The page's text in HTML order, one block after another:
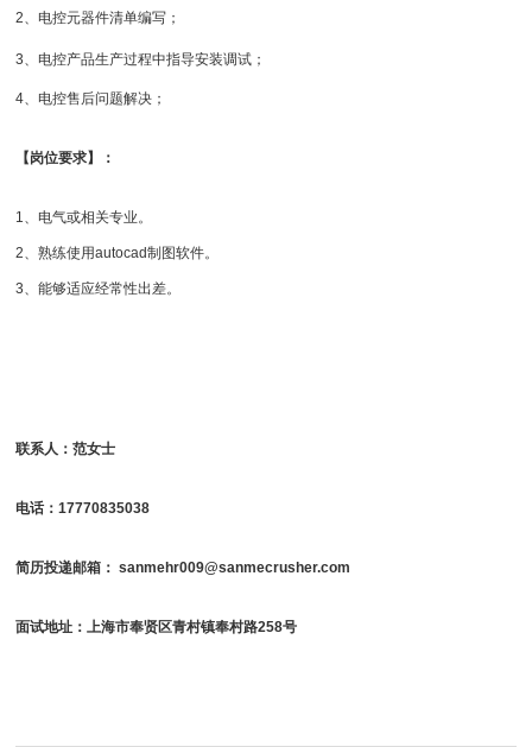
2、电控元器件清单编写；
3、电控产品生产过程中指导安装调试；
4、电控售后问题解决；
【岗位要求】：
1、电气或相关专业。
2、熟练使用autocad制图软件。
3、能够适应经常性出差。
联系人：范女士
电话：17770835038
简历投递邮箱： sanmehr009@sanmecrusher.com
面试地址：上海市奉贤区青村镇奉村路258号